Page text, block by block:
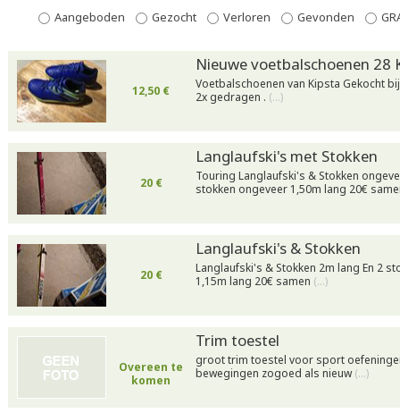
Aangeboden
Gezocht Verloren Gevonden
12,50 €
Nieuwe voetbalschoenen 28
Voetbalschoenen van Kipsta Gekocht
2x gedragen . (…)
20 €
Langlaufski's met Stokken
Touring Langlaufski's & Stokken
stokken ongeveer 1,50m lang 20€
20 €
Langlaufski's & Stokken
Langlaufski's & Stokken 2m lang En 2
1,15m lang 20€ samen (…)
Overeen te
komen
Trim toestel
groot trim toestel voor sport
bewegingen zogoed als nieuw(…)